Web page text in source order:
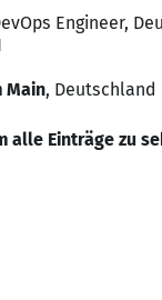
Engineer,
Main, Deutschland
alle Einträge zu